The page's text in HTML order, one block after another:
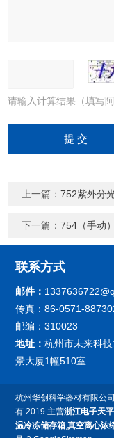
请输入计算结果（填写
上一篇：752紫外分
下一篇：754（手动
联系方式
邮件：
传真：86-0571-
邮编：310023
地址：杭州市未来科
景大厦1幢510室
杭州华创科学器材有限公司
有 2019 主营浙江电子天平
温冷冻储存箱,真空离心浓